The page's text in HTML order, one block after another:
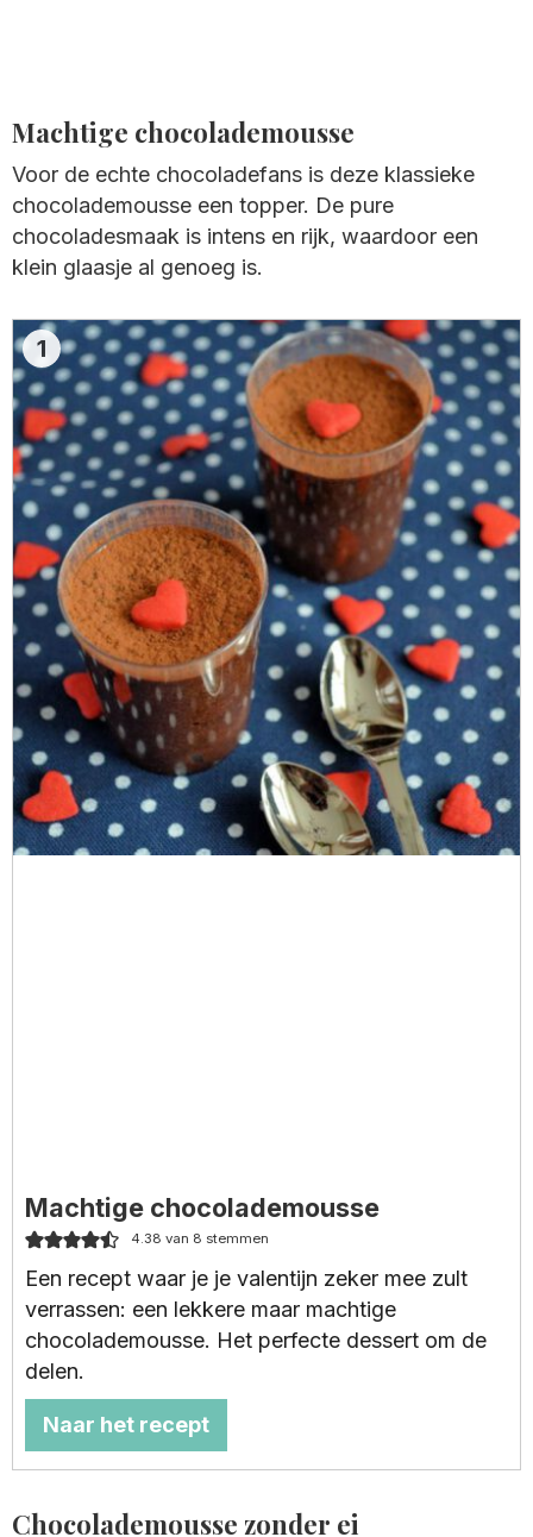
Machtige chocolademousse
Voor de echte chocoladefans is deze klassieke
chocolademousse een topper. De pure
chocoladesmaak is intens en rijk, waardoor een
klein glaasje al genoeg is.
1
Machtige chocolademousse
4.38 van 8 stemmen
Een recept waar je je valentijn zeker mee zult
verrassen: een lekkere maar machtige
chocolademousse. Het perfecte dessert om de
delen.
Naar het recept
Chocolademousse zonder ei